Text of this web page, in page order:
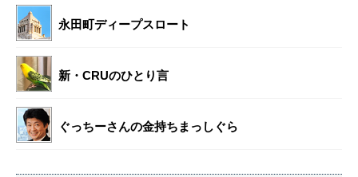
永田町ディープスロート
新・CRUのひとり言
ぐっちーさんの金持ちまっしぐら